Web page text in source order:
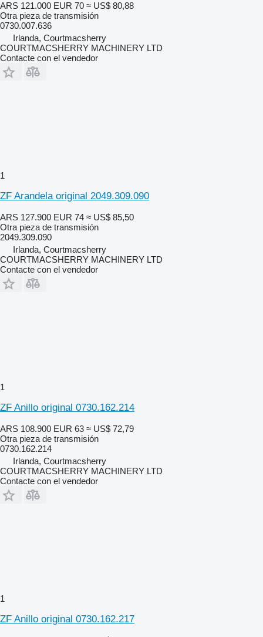
ARS 121.000 EUR 70 ≈ US$ 80,88
Otra pieza de transmisión
0730.007.636
Irlanda, Courtmacsherry
COURTMACSHERRY MACHINERY LTD
Contacte con el vendedor
1
ZF Arandela original 2049.309.090
ARS 127.900 EUR 74 ≈ US$ 85,50
Otra pieza de transmisión
2049.309.090
Irlanda, Courtmacsherry
COURTMACSHERRY MACHINERY LTD
Contacte con el vendedor
1
ZF Anillo original 0730.162.214
ARS 108.900 EUR 63 ≈ US$ 72,79
Otra pieza de transmisión
0730.162.214
Irlanda, Courtmacsherry
COURTMACSHERRY MACHINERY LTD
Contacte con el vendedor
1
ZF Anillo original 0730.162.217